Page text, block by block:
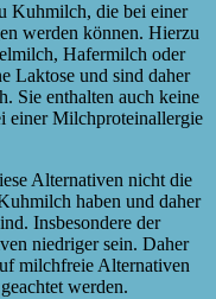
Kuhmilch, die bei einer
werden können. Hierzu
Hafermilch oder
Laktose und sind daher
Sie enthalten auch keine
einer Milchproteinallergie
Alternativen nicht die
haben und daher
Insbesondere der
niedriger sein. Daher
milchfreie Alternativen
werden.